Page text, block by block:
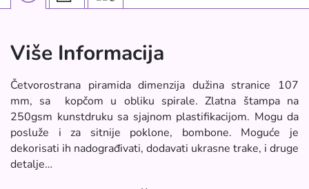
Više Informacija
Četvorostrana piramida dimenzija dužina stranice 107
mm, sa kopčom u obliku spirale. Zlatna štampa na
250gsm kunstdruku sa sjajnom plastifikacijom. Mogu da
posluže i za sitnije poklone, bombone. Moguće je
dekorisati ih nadograđivati, dodavati ukrasne trake, i druge
detalje…